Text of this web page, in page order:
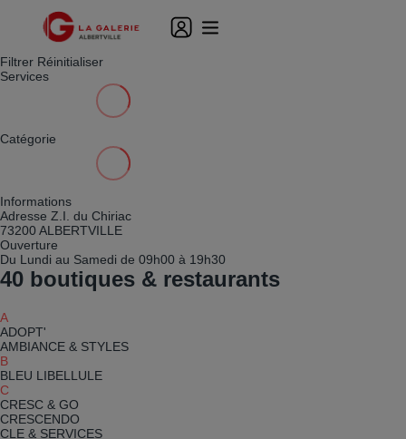
Filtrer Réinitialiser
Services
Catégorie
Informations
Adresse Z.I. du Chiriac
73200 ALBERTVILLE
Ouverture
Du Lundi au Samedi de 09h00 à 19h30
40 boutiques & restaurants
A
ADOPT'
AMBIANCE & STYLES
B
BLEU LIBELLULE
C
CRESC & GO
CRESCENDO
CLE & SERVICES